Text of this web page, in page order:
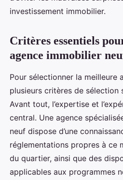
investissement immobilier.
Critères essentiels
agence immobilier
Pour sélectionner la meilleure
plusieurs critères de sélection
Avant tout, l’expertise et
central. Une agence
neuf dispose d’une
réglementations propres à ce
du quartier, ainsi que des
applicables aux programmes